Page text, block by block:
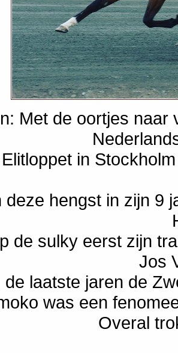
Met de oortjes naar
in
deze hengst in zijn 9
de sulky eerst zijn
Jos
de laatste jaren de
was een
Overal